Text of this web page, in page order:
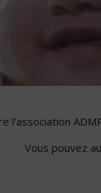
l'association
Vous pouvez